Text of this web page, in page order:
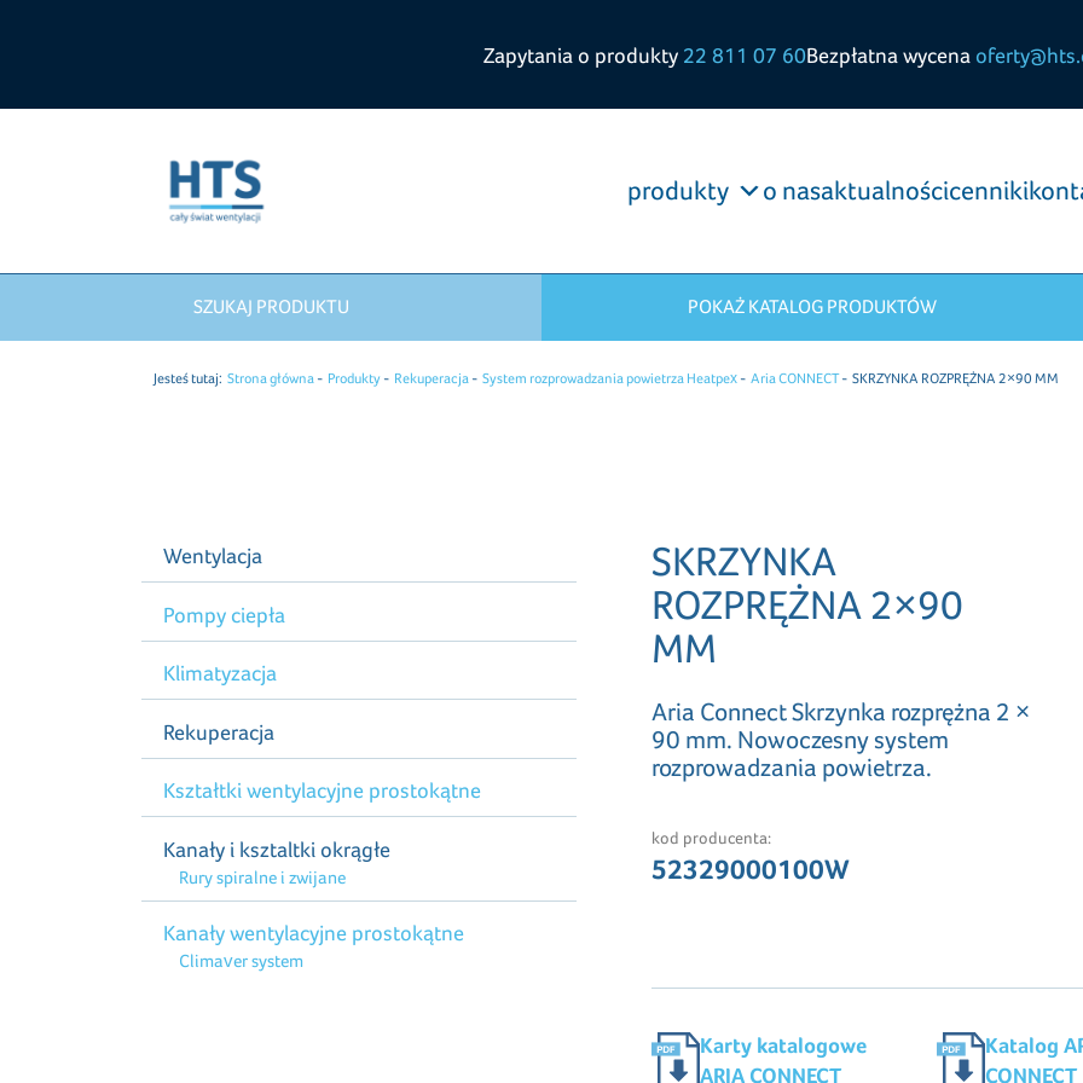
Zapytania o produkty 22 811 07 60Bezpłatna wycena
produkty o nasaktualnościcenniki
SZUKAJ PRODUKTU POKAŻ KATALOG PRODUKTÓW
Jesteś tutaj: Strona główna Produkty Rekuperacja System rozprowadzania powietrza Heatpex Aria CONNECT SKRZYNKA ROZPRĘŻNA 2×90 MM
Wentylacja
Pompy ciepła
Klimatyzacja
Rekuperacja
Kształtki wentylacyjne prostokątne
Kanały i ksztaltki okrągłe
Rury spiralne i zwijane
Kanały wentylacyjne prostokątne
Climaver system
SKRZYNKA
ROZPRĘŻNA 2×90
MM
Aria Connect Skrzynka rozprężna 2 ×
90 mm. Nowoczesny system
rozprowadzania powietrza.
kod producenta:
52329000100W
Karty katalogowe
ARIA CONNECT
Katalog
CONNECT